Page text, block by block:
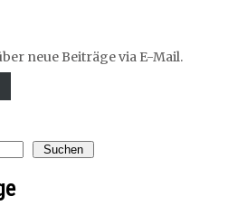
neue Beiträge via E-Mail.
Suchen